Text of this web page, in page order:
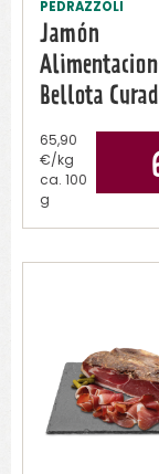
PEDRAZZOLI
Jamón
Alimentacion
Bellota
65,90
€/kg
ca.
100
g